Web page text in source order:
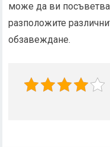
може да ви
разположите
обзавеждане.